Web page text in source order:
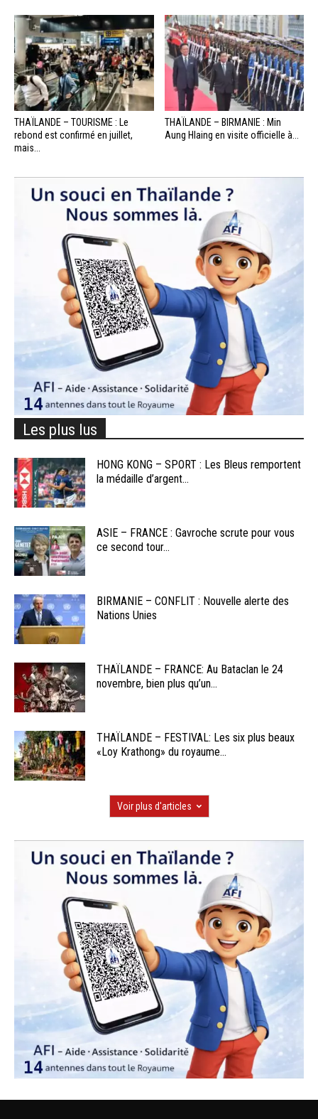
THAÏLANDE – TOURISME : Le
rebond est confirmé en juillet,
mais...
THAÏLANDE – BIRMANIE : Min
Aung Hlaing en visite officielle à...
Les plus lus
HONG KONG – SPORT : Les Bleus remportent
la médaille d’argent...
ASIE – FRANCE : Gavroche scrute pour vous
ce second tour...
BIRMANIE – CONFLIT : Nouvelle alerte des
Nations Unies
THAÏLANDE – FRANCE: Au Bataclan le 24
novembre, bien plus qu’un...
THAÏLANDE – FESTIVAL: Les six plus beaux
«Loy Krathong» du royaume...
Voir plus d'articles